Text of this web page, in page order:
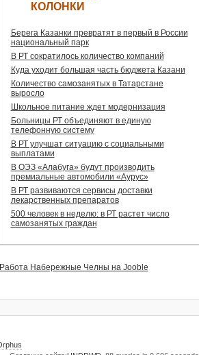
КОЛОНКИ
Берега Казанки превратят в первый в России
национальный парк
В РТ сократилось количество компаний
Куда уходит большая часть бюджета Казани
Количество самозанятых в Татарстане
выросло
Школьное питание ждет модернизация
Больницы РТ объединяют в единую
телефонную систему
В РТ улучшат ситуацию с социальными
выплатами
В ОЭЗ «Алабуга» будут производить
премиальные автомобили «Аурус»
В РТ развиваются сервисы доставки
лекарственных препаратов
500 человек в неделю: в РТ растет число
самозанятых граждан
Работа Набережные Челны на Jooble